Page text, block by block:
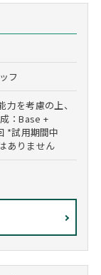
フ
を考慮の上、
：Base +
*試用期間中
ありません